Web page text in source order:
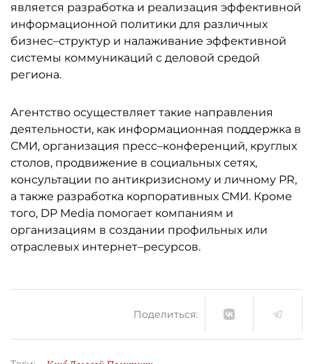
является разработка и реализация эффективной
информационной политики для различных
бизнес–структур и налаживание эффективной
системы коммуникаций с деловой средой
региона.
Агентство осуществляет такие направления
деятельности, как информационная поддержка в
СМИ, организация пресс–конференций, круглых
столов, продвижение в социальных сетях,
консультации по антикризисному и личному PR,
а также разработка корпоративных СМИ. Кроме
того, DP Media помогает компаниям и
организациям в создании профильных или
отраслевых интернет–ресурсов.
Поделиться: